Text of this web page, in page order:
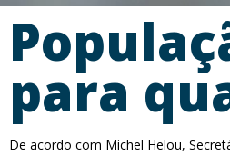
para
De acordo com Michel Helou,